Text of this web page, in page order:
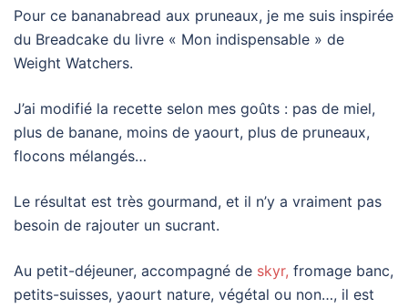
Pour ce bananabread aux pruneaux, je me suis inspirée
du Breadcake du livre « Mon indispensable » de
Weight Watchers.
J’ai modifié la recette selon mes goûts : pas de miel,
plus de banane, moins de yaourt, plus de pruneaux,
flocons mélangés…
Le résultat est très gourmand, et il n’y a vraiment pas
besoin de rajouter un sucrant.
Au petit-déjeuner, accompagné de skyr, fromage banc,
petits-suisses, yaourt nature, végétal ou non…, il est